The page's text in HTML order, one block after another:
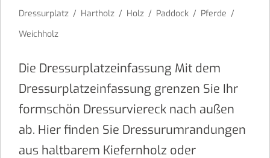
Dressurplatz / Hartholz / Holz / Paddock / Pferde /
Weichholz
Die Dressurplatzeinfassung Mit dem
Dressurplatzeinfassung grenzen Sie Ihr
formschön Dressurviereck nach außen
ab. Hier finden Sie Dressurumrandungen
aus haltbarem Kiefernholz oder